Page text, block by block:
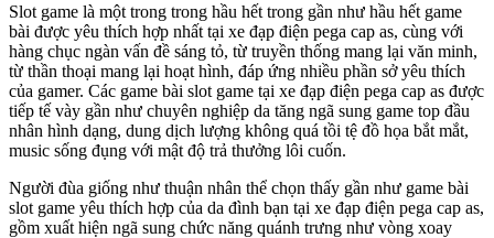
Slot game là một trong trong hầu hết trong gần như hầu hết game
bài được yêu thích hợp nhất tại xe đạp điện pega cap as, cùng với
hàng chục ngàn vấn đề sáng tỏ, từ truyền thống mang lại văn minh,
từ thần thoại mang lại hoạt hình, đáp ứng nhiều phần sở yêu thích
của gamer. Các game bài slot game tại xe đạp điện pega cap as được
tiếp tế vày gần như chuyên nghiệp da tăng ngã sung game top đầu
nhân hình dạng, dung dịch lượng không quá tồi tệ đồ họa bắt mắt,
music sống đụng với mật độ trả thưởng lôi cuốn.
Người đùa giống như thuận nhân thể chọn thấy gần như game bài
slot game yêu thích hợp của da đình bạn tại xe đạp điện pega cap as,
gồm xuất hiện ngã sung chức năng quánh trưng như vòng xoay